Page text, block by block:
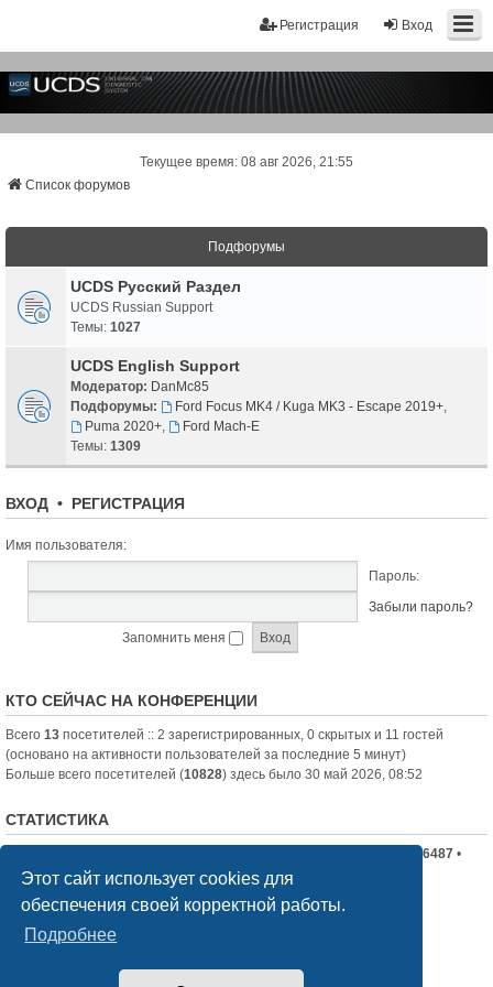
Этот сайт использует cookies для
обеспечения своей корректной работы.
Подробнее
Вход
Регистрация
Текущее время: 08 авг 2026, 21:55
Список форумов
Подфорумы
UCDS Русский Раздел
UCDS Russian Support
Темы: 1027
UCDS English Support
Модератор: DanMc85
Подфорумы:
Ford Focus MK4 / Kuga MK3 - Escape 2019+,
Puma 2020+,
Ford Mach-E
Темы: 1309
ВХОД • РЕГИСТРАЦИЯ
Имя пользователя:
Пароль:
Забыли пароль?
Запомнить меня
КТО СЕЙЧАС НА КОНФЕРЕНЦИИ
Всего 13 посетителей :: 2 зарегистрированных, 0 скрытых и 11 гостей
(основано на активности пользователей за последние 5 минут)
Больше всего посетителей (10828) здесь было 30 май 2026, 08:52
СТАТИСТИКА
• Всего пользователей:6487 •
Новый пользователь: nord-jeka
Список форумов
phpBB® Forum Software © phpBB Limited